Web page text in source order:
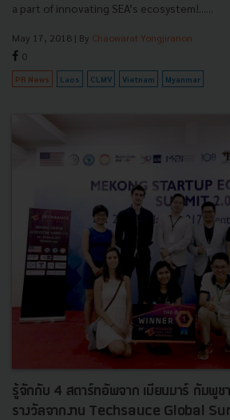
a part of innovating SEA’s ecosystem!......
May 17, 2018 | By Chaowarat Yongjiranon
0
PR News Laos CLMV Vietnam Myanmar
รู้จักกับ 4 สตาร์ทอัพจาก เมียนมาร์ กัมพูช
รางวัลจากงาน Techsauce Global